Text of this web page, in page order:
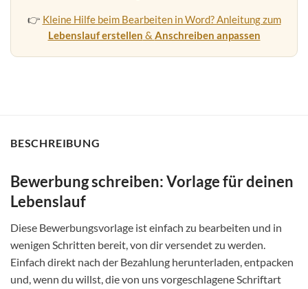
👉 Kleine Hilfe beim Bearbeiten in Word? Anleitung zum
Lebenslauf erstellen & Anschreiben anpassen
BESCHREIBUNG
Bewerbung schreiben: Vorlage für deinen
Lebenslauf
Diese Bewerbungsvorlage ist einfach zu bearbeiten und in
wenigen Schritten bereit, von dir versendet zu werden.
Einfach direkt nach der Bezahlung herunterladen, entpacken
und, wenn du willst, die von uns vorgeschlagene Schriftart